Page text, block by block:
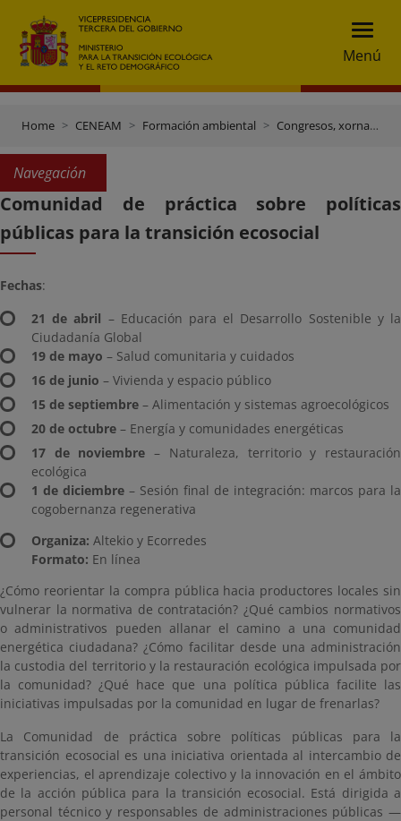
Menú
Home CENEAM Formación ambiental Congresos, xornadas e outros eventos
Navegación
Comunidad de práctica sobre políticas
públicas para la transición ecosocial
Fechas:
21 de abril – Educación para el Desarrollo Sostenible y la
Ciudadanía Global
19 de mayo – Salud comunitaria y cuidados
16 de junio – Vivienda y espacio público
15 de septiembre – Alimentación y sistemas agroecológicos
20 de octubre – Energía y comunidades energéticas
17 de noviembre – Naturaleza, territorio y restauración
ecológica
1 de diciembre – Sesión final de integración: marcos para la
cogobernanza regenerativa
Organiza: Altekio y Ecorredes
Formato: En línea
¿Cómo reorientar la compra pública hacia productores locales sin
vulnerar la normativa de contratación? ¿Qué cambios normativos
o administrativos pueden allanar el camino a una comunidad
energética ciudadana? ¿Cómo facilitar desde una administración
la custodia del territorio y la restauración ecológica impulsada por
la comunidad? ¿Qué hace que una política pública facilite las
iniciativas impulsadas por la comunidad en lugar de frenarlas?
La Comunidad de práctica sobre políticas públicas para la
transición ecosocial es una iniciativa orientada al intercambio de
experiencias, el aprendizaje colectivo y la innovación en el ámbito
de la acción pública para la transición ecosocial. Está dirigida a
personal técnico y responsables de administraciones públicas —